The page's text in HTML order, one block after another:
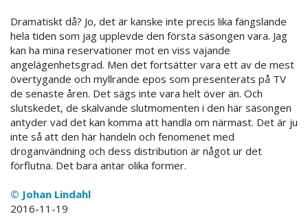
Dramatiskt då? Jo, det är kanske inte precis lika fängslande
hela tiden som jag upplevde den första säsongen vara. Jag
kan ha mina reservationer mot en viss vajande
angelägenhetsgrad. Men det fortsätter vara ett av de mest
övertygande och myllrande epos som presenterats på TV
de senaste åren. Det sägs inte vara helt över än. Och
slutskedet, de skälvande slutmomenten i den här säsongen
antyder vad det kan komma att handla om närmast. Det är ju
inte så att den här handeln och fenomenet med
droganvändning och dess distribution är något ur det
förflutna. Det bara antar olika former.
© Johan Lindahl
2016-11-19